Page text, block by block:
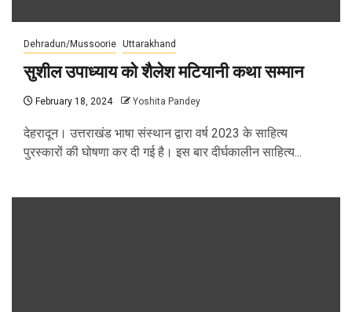
Dehradun/Mussoorie Uttarakhand
सुशील उपाध्याय को शैलेश मटियानी कथा सम्मान
February 18, 2024 Yoshita Pandey
देहरादून। उत्तराखंड भाषा संस्थान द्वारा वर्ष 2023 के साहित्य
पुरस्कारों की घोषणा कर दी गई है। इस बार दीर्घकालीन साहित्य...